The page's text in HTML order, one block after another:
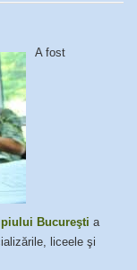
A fost
Bucureşti a
liceele şi